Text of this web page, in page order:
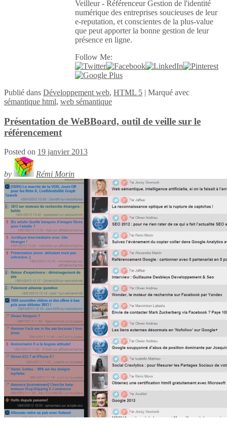
Veilleur - Référenceur Gestion de l'identité
numérique des entreprises soucieuses de leur
e-reputation, et conscientes de la plus-value
que peut apporter la bonne gestion de leur
présence en ligne.
Follow Me:
Publié dans Développement web, HTML 5 | Marqué avec
sémantique html, web sémantique
Présentation de WeBBoard, outil de veille sur le
référencement
Posted on 19 janvier 2013
by Rémi Morin